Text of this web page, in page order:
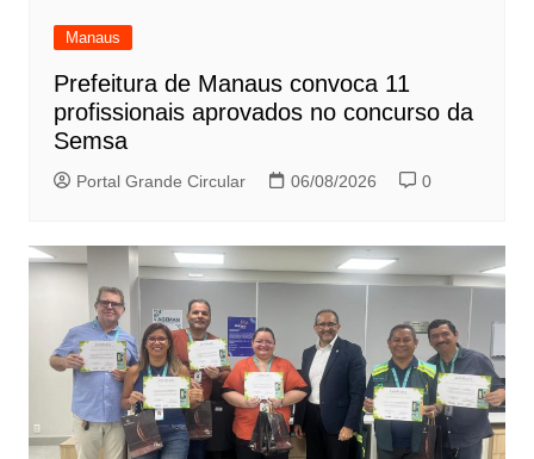
Manaus
Prefeitura de Manaus convoca 11
profissionais aprovados no concurso da
Semsa
Portal Grande Circular 06/08/2026 0